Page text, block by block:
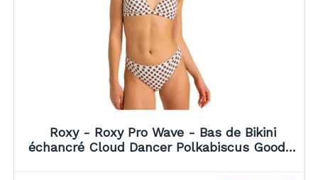
Roxy - Roxy Pro Wave - Bas de Bikini
échancré Cloud Dancer Polkabiscus Good -